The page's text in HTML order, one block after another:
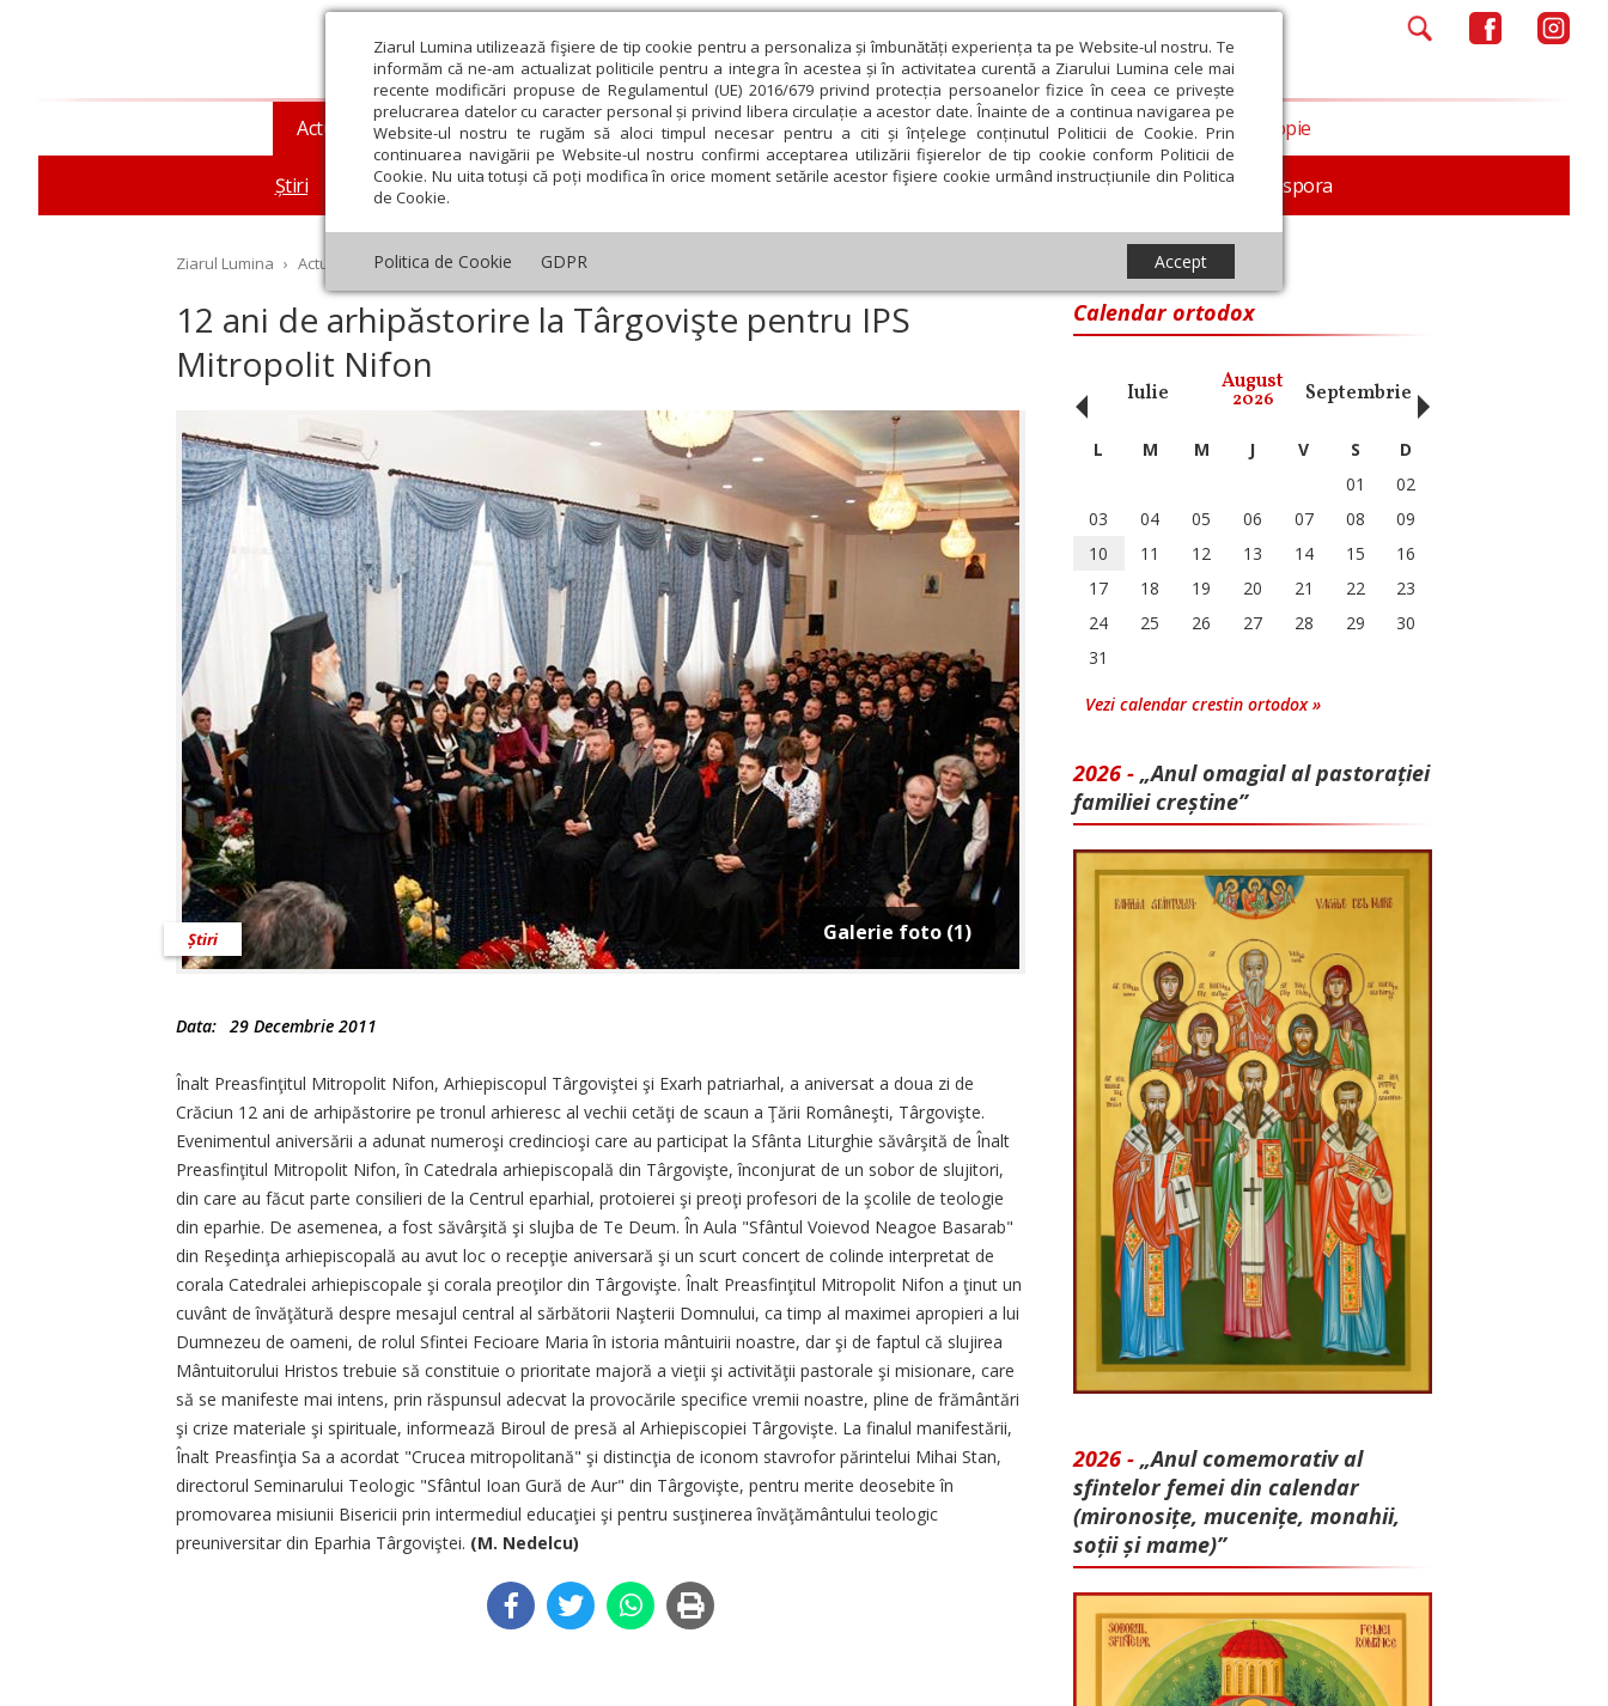
Ziarul Lumina utilizează fişiere de tip cookie pentru a personaliza și îmbunătăți experiența ta pe Website-ul nostru. Te
informăm că ne-am actualizat politicile pentru a integra în acestea și în activitatea curentă a Ziarului Lumina cele mai
recente modificări propuse de Regulamentul (UE) 2016/679 privind protecția persoanelor fizice în ceea ce privește
prelucrarea datelor cu caracter personal și privind libera circulație a acestor date. Înainte de a continua navigarea pe
Website-ul nostru te rugăm să aloci timpul necesar pentru a citi și înțelege conținutul Politicii de Cookie. Prin
continuarea navigării pe Website-ul nostru confirmi acceptarea utilizării fişierelor de tip cookie conform Politicii de
Cookie. Nu uita totuși că poți modifica în orice moment setările acestor fişiere cookie urmând instrucțiunile din Politica
de Cookie.
Politica de Cookie GDPR Accept
Actualitate religioasă
Știri Mesaje și cuvântări An omagial Comunicate de presă Documentar In memoriam Diaspora
Teologie și spiritualitate Educaţie și Cultură Societate Opinii Filantropie
Ziarul Lumina › Actualitate religioasă › Știri › 12 ani de arhipăstorire la Târgovişte pentru IPS Mitropolit Nifon
12 ani de arhipăstorire la Târgovişte pentru IPS
Mitropolit Nifon
Galerie foto (1)
Știri
Data: 29 Decembrie 2011
Înalt Preasfinţitul Mitropolit Nifon, Arhiepiscopul Târgoviştei şi Exarh patriarhal, a aniversat a doua zi de
Crăciun 12 ani de arhipăstorire pe tronul arhieresc al vechii cetăţi de scaun a Ţării Româneşti, Târgovişte.
Evenimentul aniversării a adunat numeroşi credincioşi care au participat la Sfânta Liturghie săvârşită de Înalt
Preasfinţitul Mitropolit Nifon, în Catedrala arhiepiscopală din Târgovişte, înconjurat de un sobor de slujitori,
din care au făcut parte consilieri de la Centrul eparhial, protoierei şi preoţi profesori de la şcolile de teologie
din eparhie. De asemenea, a fost săvârşită şi slujba de Te Deum. În Aula "Sfântul Voievod Neagoe Basarab"
din Reşedinţa arhiepiscopală au avut loc o recepţie aniversară şi un scurt concert de colinde interpretat de
corala Catedralei arhiepiscopale şi corala preoţilor din Târgovişte. Înalt Preasfinţitul Mitropolit Nifon a ţinut un
cuvânt de învăţătură despre mesajul central al sărbătorii Naşterii Domnului, ca timp al maximei apropieri a lui
Dumnezeu de oameni, de rolul Sfintei Fecioare Maria în istoria mântuirii noastre, dar şi de faptul că slujirea
Mântuitorului Hristos trebuie să constituie o prioritate majoră a vieţii şi activităţii pastorale şi misionare, care
să se manifeste mai intens, prin răspunsul adecvat la provocările specifice vremii noastre, pline de frământări
şi crize materiale şi spirituale, informează Biroul de presă al Arhiepiscopiei Târgovişte. La finalul manifestării,
Înalt Preasfinţia Sa a acordat "Crucea mitropolitană" şi distincţia de iconom stavrofor părintelui Mihai Stan,
directorul Seminarului Teologic "Sfântul Ioan Gură de Aur" din Târgovişte, pentru merite deosebite în
promovarea misiunii Bisericii prin intermediul educaţiei şi pentru susţinerea învăţământului teologic
preuniversitar din Eparhia Târgoviştei. (M. Nedelcu)
Calendar ortodox
Noiembrie Iulie August
2026 Septembrie Octombrie
‹ L M M J V S
D
01
02
03
04 05 06 07 08
09
10
11 12 13 14 15
16
17
18 19 20 21 22
23
24
25 26 27 28 29
30
31
Vezi calendar crestin ortodox »
2026 - „Anul omagial al pastorației
familiei creștine”
2026 - „Anul comemorativ al
sfintelor femei din calendar
(mironosițe, mu­cenițe, monahii,
soții și mame)”